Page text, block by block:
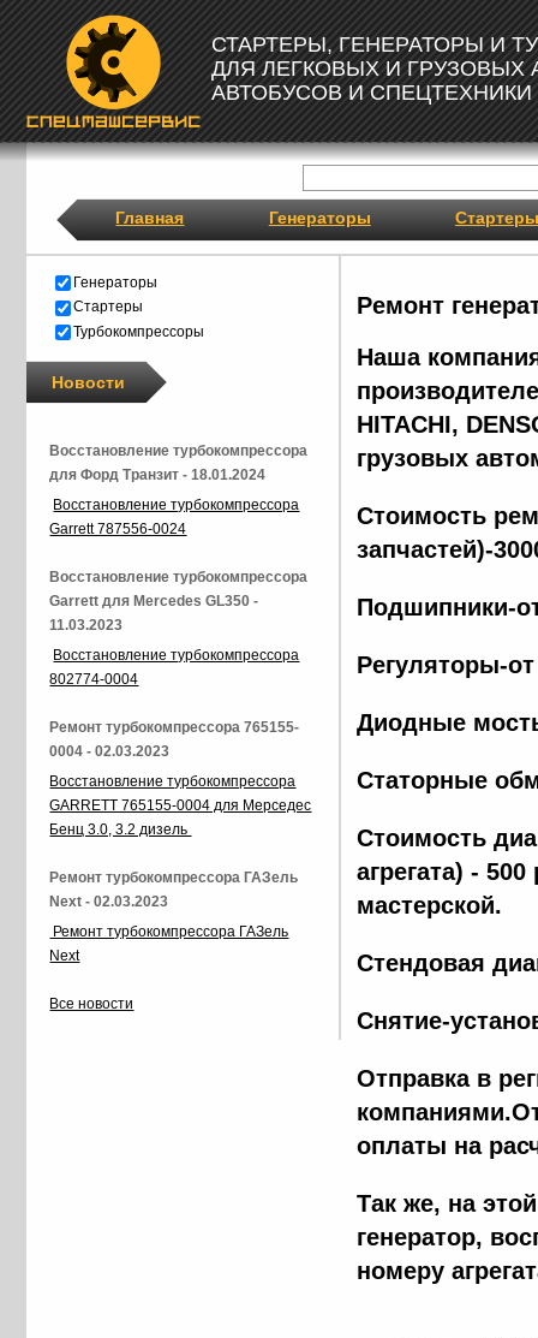
СТАРТЕРЫ, ГЕНЕРАТОРЫ И
ДЛЯ ЛЕГКОВЫХ И ГРУЗОВЫХ
АВТОБУСОВ И СПЕЦТЕХНИКИ
Главная Генераторы Стартеры
Ремонт
Наша
HITACHI,
грузовых
Стоимость
запчастей)-
Подшипники-
Регуляторы-
Диодные
Статорные
Стоимость
агрегата) -
мастерской.
Стендовая
Снятие-
Отправка в
оплаты на
Так же, на
генератор,
номеру
Генераторы
Стартеры
Турбокомпрессоры
Новости
Восстановление турбокомпрессора
для Форд Транзит - 18.01.2024
Восстановление турбокомпрессора
Garrett 787556-0024
Восстановление турбокомпрессора
Garrett для Mercedes GL350 -
11.03.2023
Восстановление турбокомпрессора
802774-0004
Ремонт турбокомпрессора 765155-
0004 - 02.03.2023
Восстановление турбокомпрессора
GARRETT 765155-0004 для Мерседес
Бенц 3.0, 3.2 дизель
Ремонт турбокомпрессора ГАЗель
Next - 02.03.2023
Ремонт турбокомпрессора ГАЗель
Next
Все новости